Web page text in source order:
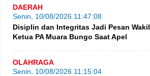
DAERAH
Senin, 10/08/2026 11:47:08
Disiplin dan Integritas Jadi Pesan Wakil
Ketua PA Muara Bungo Saat Apel
OLAHRAGA
Senin, 10/08/2026 11:15:04